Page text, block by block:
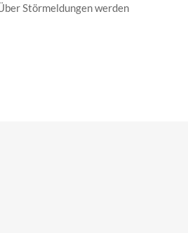
Störmeldungen werden